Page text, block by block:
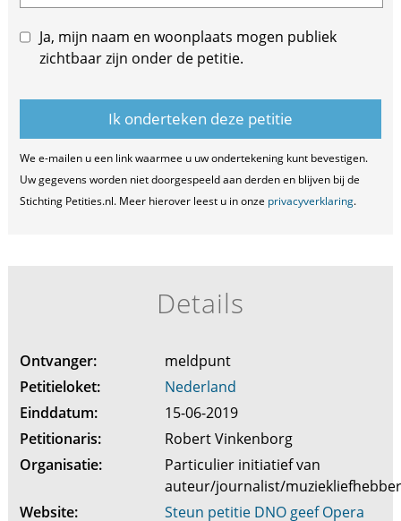
Ja, mijn naam en woonplaats mogen publiek
zichtbaar zijn onder de petitie.
We e-mailen u een link waarmee u uw ondertekening kunt bevestigen.
Uw gegevens worden niet doorgespeeld aan derden en blijven bij de
Stichting Petities.nl. Meer hierover leest u in onze privacyverklaring.
Details
Ontvanger:
meldpunt
Petitieloket:
Nederland
Einddatum:
15-06-2019
Petitionaris:
Robert Vinkenborg
Organisatie:
Particulier initiatief van
auteur/journalist/
Website:
Steun petitie DNO geef Opera